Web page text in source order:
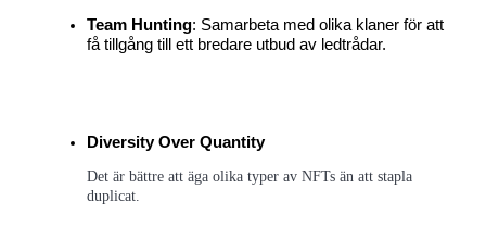
Hänvisning
Team Hunting: Samarbeta med olika klaner för att
få tillgång till ett bredare utbud av ledtrådar.
Diversity Over Quantity
Det är bättre att äga olika typer av NFTs än att stapla
duplicat.